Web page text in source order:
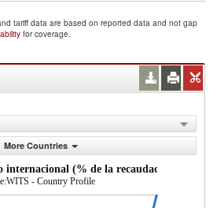
tariff data are based on reported data and not gap
for coverage.
More Countries
internacional (% de la recaudaci n)
- Country Profile